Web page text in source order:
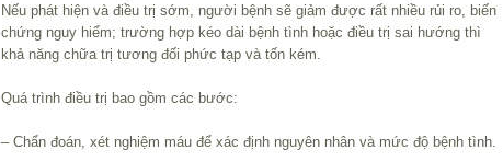
Nếu phát hiện và điều trị sớm, người bệnh sẽ giảm được rất nhiều rủi ro, biến
chứng nguy hiểm; trường hợp kéo dài bệnh tình hoặc điều trị sai hướng thì
khả năng chữa trị tương đối phức tạp và tốn kém.
Quá trình điều trị bao gồm các bước:
– Chẩn đoán, xét nghiệm máu để xác định nguyên nhân và mức độ bệnh tình.